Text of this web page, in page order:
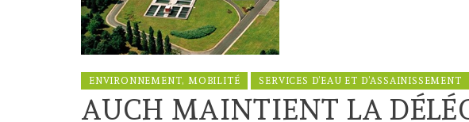
ENVIRONNEMENT, MOBILITÉ SERVICES D’EAU ET D’ASSAINISSEMENT
AUCH MAINTIENT LA